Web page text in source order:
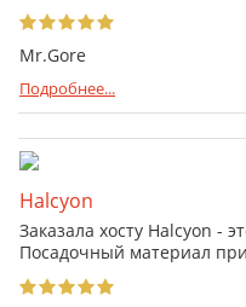
Mr.Gore
Подробнее...
Halcyon
Заказала хосту Halcyon -
Посадочный материал